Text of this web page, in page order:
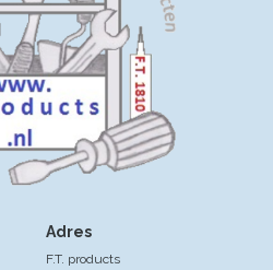
Adres
F.T. products